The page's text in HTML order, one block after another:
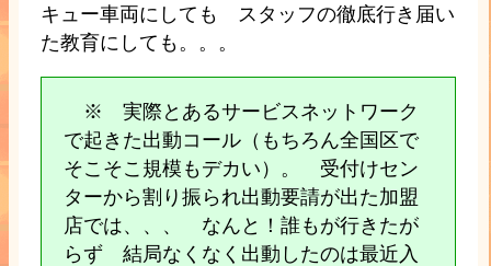
キュー車両にしても スタッフの徹底行き届い
た教育にしても。。。
※ 実際とあるサービスネットワーク
で起きた出動コール（もちろん全国区で
そこそこ規模もデカい）。 受付けセン
ターから割り振られ出動要請が出た加盟
店では、、、 なんと！誰もが行きたが
らず 結局なくなく出動したのは最近入